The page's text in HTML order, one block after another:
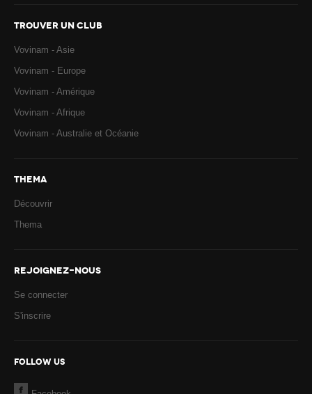
TROUVER UN CLUB
Vovinam - Asie
Vovinam - Europe
Vovinam - Amérique
Vovinam - Afrique
Vovinam - Australie et Océanie
THEMA
Découvrir
Thema
REJOIGNEZ-NOUS
Se connecter
S'inscrire
FOLLOW US